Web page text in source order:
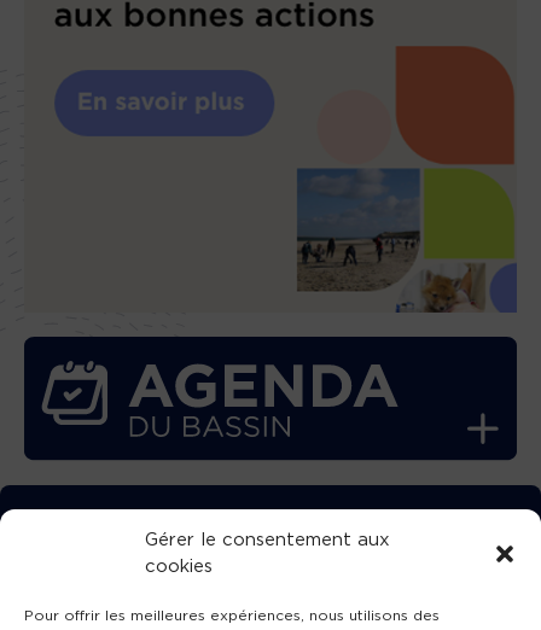
Gérer le consentement aux
cookies
Pour offrir les meilleures expériences, nous utilisons des
TÉLÉCHARGEZ GRATUITEMENT
L’APPLICATION TVBA !